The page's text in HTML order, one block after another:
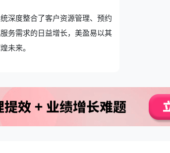
深度整合了客户资源管理、预约
务需求的日益增长，美盈易以其
未来。